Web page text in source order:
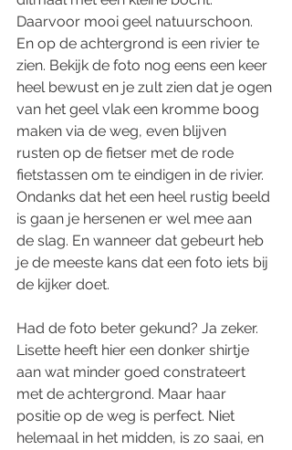
Daarvoor mooi geel natuurschoon.
En op de achtergrond is een rivier te
zien. Bekijk de foto nog eens een keer
heel bewust en je zult zien dat je ogen
van het geel vlak een kromme boog
maken via de weg, even blijven
rusten op de fietser met de rode
fietstassen om te eindigen in de rivier.
Ondanks dat het een heel rustig beeld
is gaan je hersenen er wel mee aan
de slag. En wanneer dat gebeurt heb
je de meeste kans dat een foto iets bij
de kijker doet.
Had de foto beter gekund? Ja zeker.
Lisette heeft hier een donker shirtje
aan wat minder goed constrateert
met de achtergrond. Maar haar
positie op de weg is perfect. Niet
helemaal in het midden, is zo saai, en